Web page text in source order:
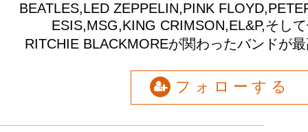
BEATLES,LED ZEPPELIN,PINK
ESIS,MSG,KING CRIMSON,EL&P,そし
RITCHIE BLACKMOREが関わったバンドが
フォローする